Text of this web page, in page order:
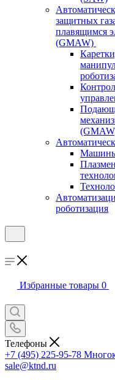
защитных
плавящимся
(GMAW)
роботизация
Избранные товары 0
Телефоны
+7 (495) 225-95-78
sale@ktnd.ru